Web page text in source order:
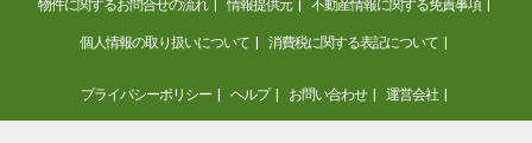
物件に関するお問合せの流れ 情報提供元 不動産情報に関する免責事項
個人情報の取り扱いについて 消費税に関する表記について
プライバシーポリシー ヘルプ お問い合わせ 運営会社